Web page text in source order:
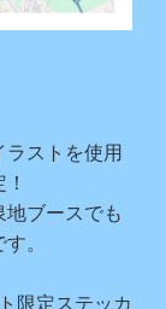
ストを使用
ブースでも
。
限定ステッカ